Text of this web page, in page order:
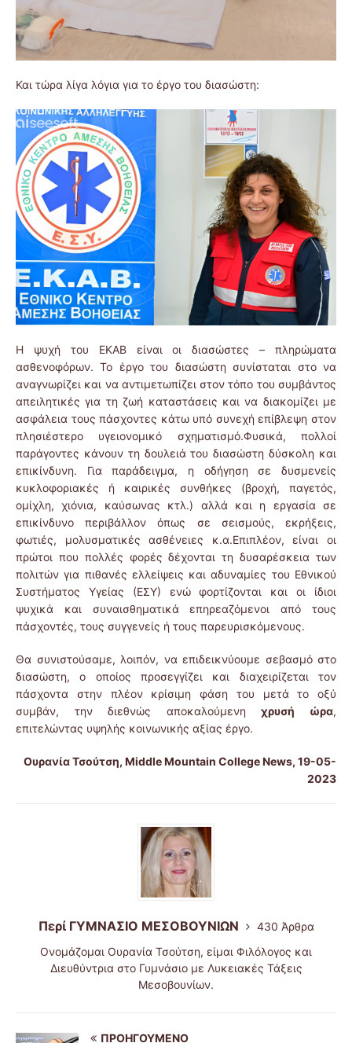
Και τώρα λίγα λόγια για το έργο του διασώστη:
Η ψυχή του ΕΚΑΒ είναι οι διασώστες – πληρώματα
ασθενοφόρων. Το έργο του διασώστη συνίσταται στο να
αναγνωρίζει και να αντιμετωπίζει στον τόπο του συμβάντος
απειλητικές για τη ζωή καταστάσεις και να διακομίζει με
ασφάλεια τους πάσχοντες κάτω υπό συνεχή επίβλεψη στον
πλησιέστερο υγειονομικό σχηματισμό.Φυσικά, πολλοί
παράγοντες κάνουν τη δουλειά του διασώστη δύσκολη και
επικίνδυνη. Για παράδειγμα, η οδήγηση σε δυσμενείς
κυκλοφοριακές ή καιρικές συνθήκες (βροχή, παγετός,
ομίχλη, χιόνια, καύσωνας κτλ.) αλλά και η εργασία σε
επικίνδυνο περιβάλλον όπως σε σεισμούς, εκρήξεις,
φωτιές, μολυσματικές ασθένειες κ.α.Επιπλέον, είναι οι
πρώτοι που πολλές φορές δέχονται τη δυσαρέσκεια των
πολιτών για πιθανές ελλείψεις και αδυναμίες του Εθνικού
Συστήματος Υγείας (ΕΣΥ) ενώ φορτίζονται και οι ίδιοι
ψυχικά και συναισθηματικά επηρεαζόμενοι από τους
πάσχοντές, τους συγγενείς ή τους παρευρισκόμενους.
Θα συνιστούσαμε, λοιπόν, να επιδεικνύουμε σεβασμό στο
διασώστη, ο οποίος προσεγγίζει και διαχειρίζεται τον
πάσχοντα στην πλέον κρίσιμη φάση του μετά το οξύ
συμβάν, την διεθνώς αποκαλούμενηχρυσή ώρα,
επιτελώντας υψηλής κοινωνικής αξίας έργο.
Ουρανία Τσούτση, Middle Mountain College News, 19-05-
2023
Περί ΓΥΜΝΑΣΙΟ ΜΕΣΟΒΟΥΝΙΩΝ
430 Άρθρα
Ονομάζομαι Ουρανία Τσούτση, είμαι Φιλόλογος και
Διευθύντρια στο Γυμνάσιο με Λυκειακές Τάξεις
Μεσοβουνίων.
ΠΡΟΗΓΟΎΜΕΝΟ